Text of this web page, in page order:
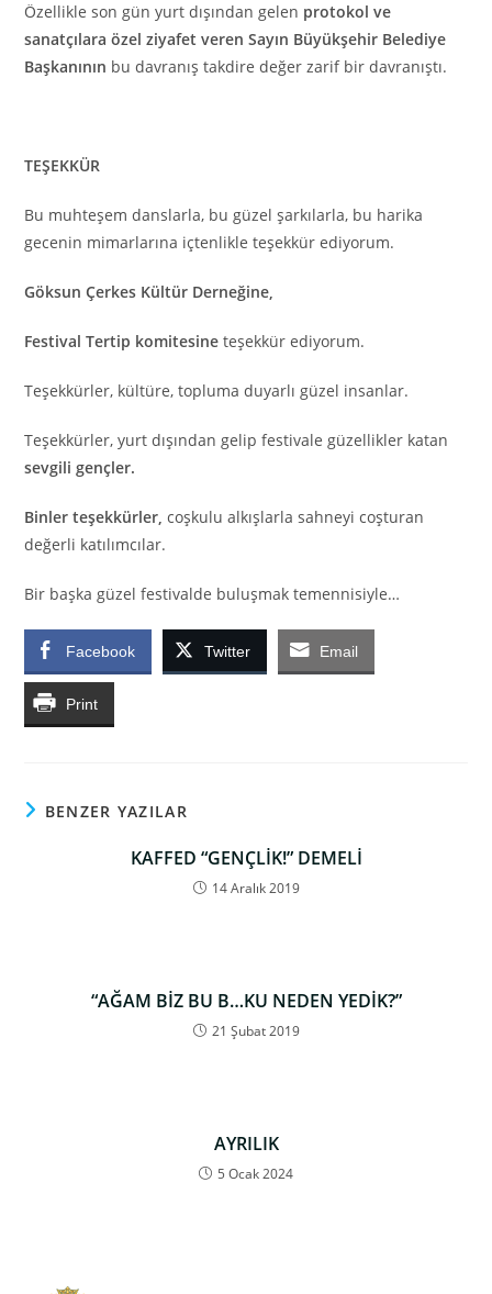
Özellikle son gün yurt dışından gelen protokol ve
sanatçılara özel ziyafet veren Sayın Büyükşehir Belediye
Başkanının bu davranış takdire değer zarif bir davranıştı.
TEŞEKKÜR
Bu muhteşem danslarla, bu güzel şarkılarla, bu harika
gecenin mimarlarına içtenlikle teşekkür ediyorum.
Göksun Çerkes Kültür Derneğine,
Festival Tertip komitesine teşekkür ediyorum.
Teşekkürler, kültüre, topluma duyarlı güzel insanlar.
Teşekkürler, yurt dışından gelip festivale güzellikler katan
sevgili gençler.
Binler teşekkürler, coşkulu alkışlarla sahneyi coşturan
değerli katılımcılar.
Bir başka güzel festivalde buluşmak temennisiyle…
Facebook Twitter Email
Print
BENZER YAZILAR
KAFFED “GENÇLİK!” DEMELİ
14 Aralık 2019
“AĞAM BİZ BU B…KU NEDEN YEDİK?”
21 Şubat 2019
AYRILIK
5 Ocak 2024